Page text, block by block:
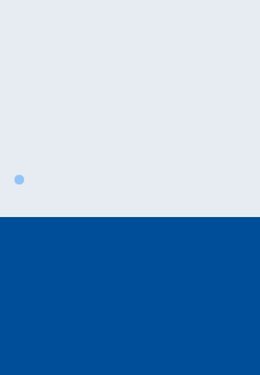
ESTERI E DELLA